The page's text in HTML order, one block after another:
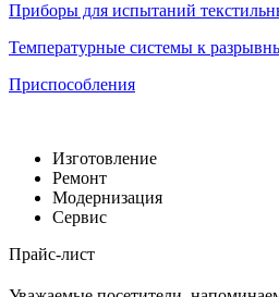
Приборы для испытаний
Температурные системы к
Приспособления
Изготовление
Ремонт
Модернизация
Сервис
Прайс-лист